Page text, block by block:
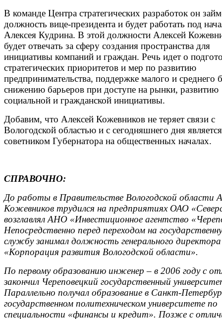
В команде Центра стратегических разработок он
должность вице-президента и будет работать под
Алексея Кудрина. В этой должности Алексей
будет отвечать за сферу создания пространства для
инициативы компаний и граждан. Речь идет о
стратегических приоритетов и мер по развитию
предпринимательства, поддержке малого и среднего
снижению барьеров при доступе на рынки, развитию
социальной и гражданской инициативы.
Добавим, что Алексей Кожевников не теряет связи с
Вологодской областью и с сегодняшнего дня является
советником Губернатора на общественных началах.
СПРАВОЧНО:
До работы в Правительстве Вологодской области
Кожевников трудился на предприятиях ОАО
возглавлял АНО «Инвестиционное агентство
Непосредственно перед переходом на
службу занимал должность генерального
«Корпорация развития Вологодской области».
По первому образованию инженер – в 2006 году с
закончил Череповецкий государственный
Параллельно получал образование в Санкт-
государственном политехническом университете по
специальности «финансы и кредит». Позже с